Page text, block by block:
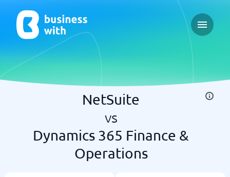
Open
NetSuite
vs
Dynamics 365 Finance &
Operations